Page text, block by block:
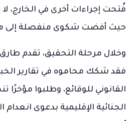
فُتحت إجراءات أخرى في الخارج،
حيث أفضت شكوى منفصلة إلى
وخلال مرحلة التحقيق، تقدم
فقد شكك محاموه في تقارير
القانوني للوقائع، وطلبوا مؤخرًا
الجنائية الإقليمية بدعوى انعدام